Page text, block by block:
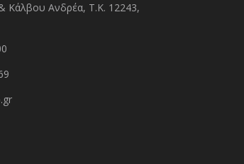
Κάλβου Ανδρέα, Τ.Κ. 12243,